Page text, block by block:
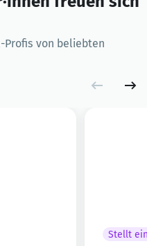
von beliebten
Stellt